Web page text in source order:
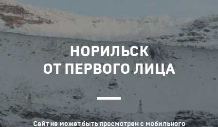
НОРИЛЬСК
ОТ ПЕРВОГО ЛИЦА
Сайт не может быть просмотрен с мобильного